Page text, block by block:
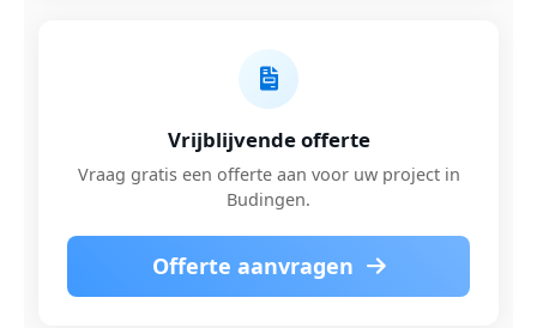
Vrijblijvende offerte
Vraag gratis een offerte aan voor uw project in
Budingen.
Offerte aanvragen